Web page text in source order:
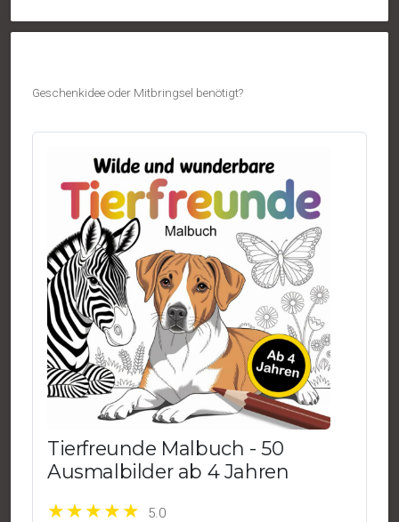
Geschenkidee oder Mitbringsel benötigt?
Tierfreunde Malbuch - 50
Ausmalbilder ab 4 Jahren
5.0